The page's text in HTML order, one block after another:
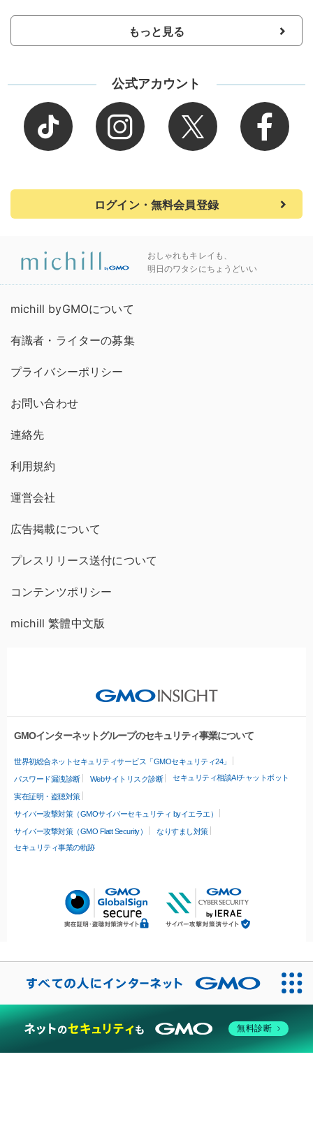
もっと見る
公式アカウント
ログイン・無料会員登録
おしゃれもキレイも、
明日のワタシにちょうどいい
michill byGMOについて
有識者・ライターの募集
プライバシーポリシー
お問い合わせ
連絡先
利用規約
運営会社
広告掲載について
プレスリリース送付について
コンテンツポリシー
michill 繁體中文版
GMOインターネットグループのセキュリティ事業について
世界初総合ネットセキュリティサービス「GMOセキュリティ24」
パスワード漏洩診断 Webサイトリスク診断 セキュリティ相談AIチャットボット
実在証明・盗聴対策
サイバー攻撃対策（GMOサイバーセキュリティ byイエラエ）
サイバー攻撃対策（GMO Flatt Security）
なりすまし対策
セキュリティ事業の軌跡
無料診断